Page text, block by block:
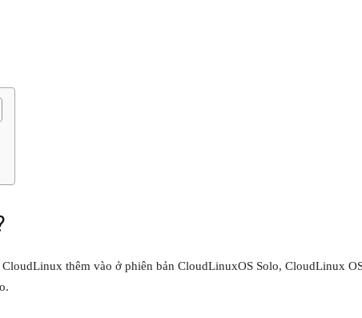
thêm vào ở phiên bản CloudLinuxOS Solo, CloudLinux